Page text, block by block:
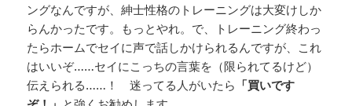
ングなんですが、紳士性格のトレーニングは大変けしか
らんかったです。もっとやれ。で、トレーニング終わっ
たらホームでセイに声で話しかけられるんですが、これ
はいいぞ……セイにこっちの言葉を（限られてるけど）
伝えられる……！ 迷ってる人がいたら 「買いです